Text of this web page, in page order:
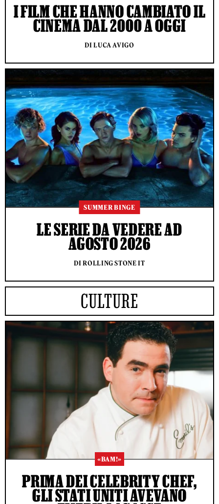
I FILM CHE HANNO CAMBIATO IL
CINEMA DAL 2000 A OGGI
DI LUCA AVIGO
SUMMER BINGE
LE SERIE DA VEDERE AD
AGOSTO 2026
DI ROLLING STONE IT
CULTURE
«BAM!»
PRIMA DEI CELEBRITY CHEF,
GLI STATI UNITI AVEVANO